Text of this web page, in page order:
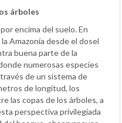
árboles
encima del suelo. En
Amazonía desde el dosel
buena parte de la
numerosas especies
de un sistema de
de longitud, los
las copas de los árboles, a
perspectiva privilegiada